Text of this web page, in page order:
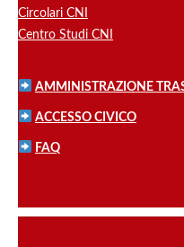
Circolari CNI
Centro Studi CNI
AMMINISTRAZIONE
ACCESSO CIVICO
FAQ